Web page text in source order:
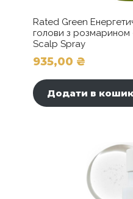
Rated Green
голови з розмарином
Scalp Spray
935,00 ₴
Додати в кошик